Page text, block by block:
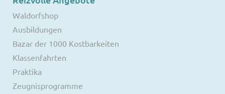
Waldorfshop
Ausbildungen
Bazar der 1000 Kostbarkeiten
Klassenfahrten
Praktika
Zeugnisprogramme